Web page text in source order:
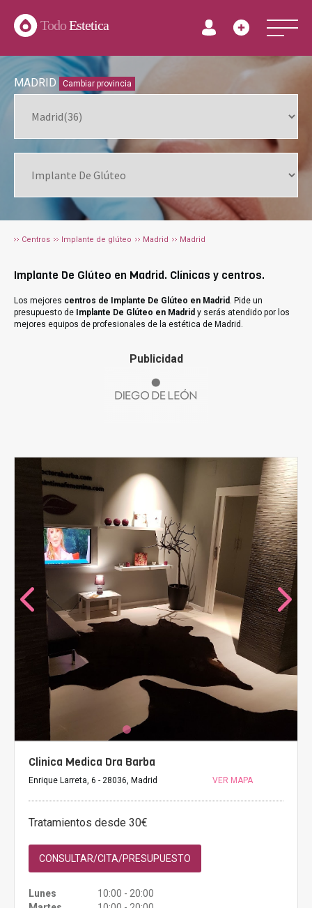
TodoEstetica
MADRID Cambiar provincia
Centros Implante de glúteo Madrid Madrid
Implante De Glúteo en Madrid. Clínicas y centros.
Los mejores centros de Implante De Glúteo en Madrid . Pide un
presupuesto de Implante De Glúteo en Madrid y serás atendido por los
mejores equipos de profesionales de la estética de Madrid.
Publicidad
Clinica Medica Dra Barba
Enrique Larreta, 6 - 28036, Madrid VER MAPA
Tratamientos desde 30€
CONSULTAR/CITA/PRESUPUESTO
Lunes
10:00 - 20:00